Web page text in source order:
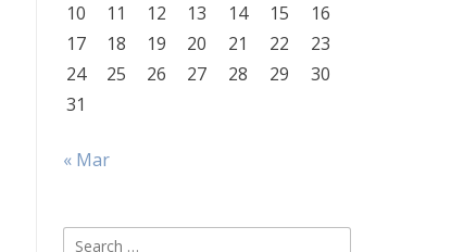
10
11 12 13 14 15
16
17
18 19 20 21 22
23
24
25 26 27 28 29
30
31
« Mar
Search